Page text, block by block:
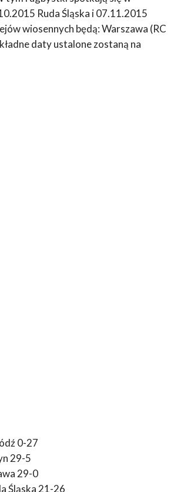
Ruda Śląska i 07.11.2015
wiosennych będą: Warszawa (RC
daty ustalone zostaną na
0-27
29-5
29-0
Śląska 21-26